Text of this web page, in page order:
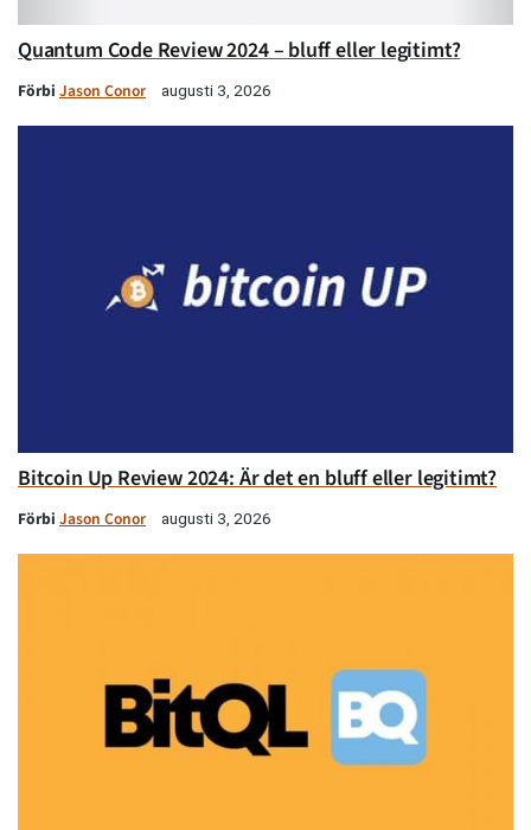
Quantum Code Review 2024 – bluff eller legitimt?
Förbi Jason Conor augusti 3, 2026
Bitcoin Up Review 2024: Är det en bluff eller legitimt?
Förbi Jason Conor augusti 3, 2026